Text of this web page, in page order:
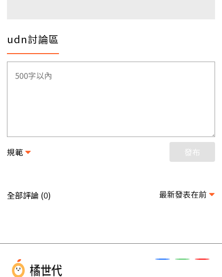
udn討論區
規範 發布
全部評論 (0) 最新發表在前